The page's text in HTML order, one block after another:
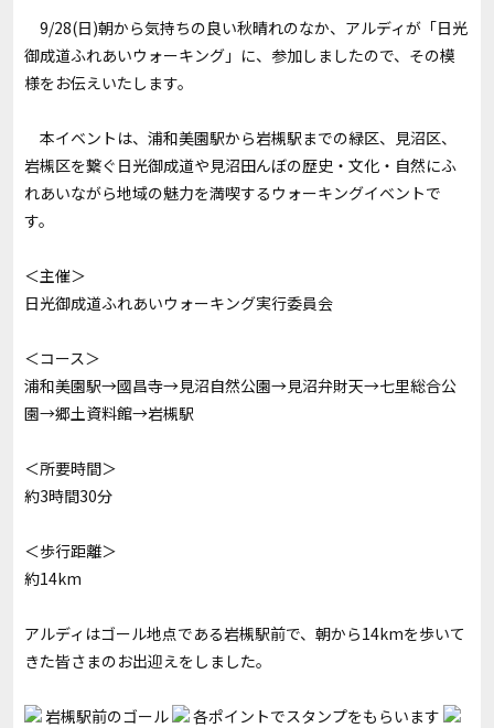
9/28(日)朝から気持ちの良い秋晴れのなか、アルディが「日光
御成道ふれあいウォーキング」に、参加しましたので、その模
様をお伝えいたします。
本イベントは、浦和美園駅から岩槻駅までの緑区、見沼区、
岩槻区を繋ぐ日光御成道や見沼田んぼの歴史・文化・自然にふ
れあいながら地域の魅力を満喫するウォーキングイベントで
す。
＜主催＞
日光御成道ふれあいウォーキング実行委員会
＜コース＞
浦和美園駅→國昌寺→見沼自然公園→見沼弁財天→七里総合公
園→郷土資料館→岩槻駅
＜所要時間＞
約3時間30分
＜歩行距離＞
約14km
アルディはゴール地点である岩槻駅前で、朝から14kmを歩いて
きた皆さまのお出迎えをしました。
岩槻駅前のゴール
各ポイントでスタンプをもらいます